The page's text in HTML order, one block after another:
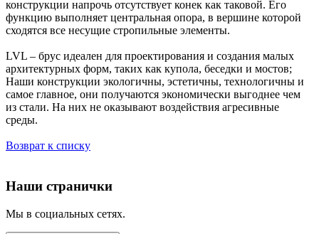
конструкции напрочь отсутствует конек как таковой. Его
функцию выполняет центральная опора, в вершине которой
сходятся все несущие стропильные элементы.
LVL – брус идеален для проектирования и создания малых
архитектурных форм, таких как купола, беседки и мостов;
Наши конструкции экологичны, эстетичны, технологичны и
самое главное, они получаются экономически выгоднее чем
из стали. На них не оказывают воздействия агресивные
среды.
Возврат к списку
Наши странички
Мы в социальных сетях.